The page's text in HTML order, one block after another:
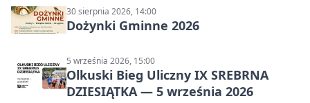
30 sierpnia 2026, 14:00
Dożynki Gminne 2026
5 września 2026, 15:00
Olkuski Bieg Uliczny IX SREBRNA
DZIESIĄTKA — 5 września 2026